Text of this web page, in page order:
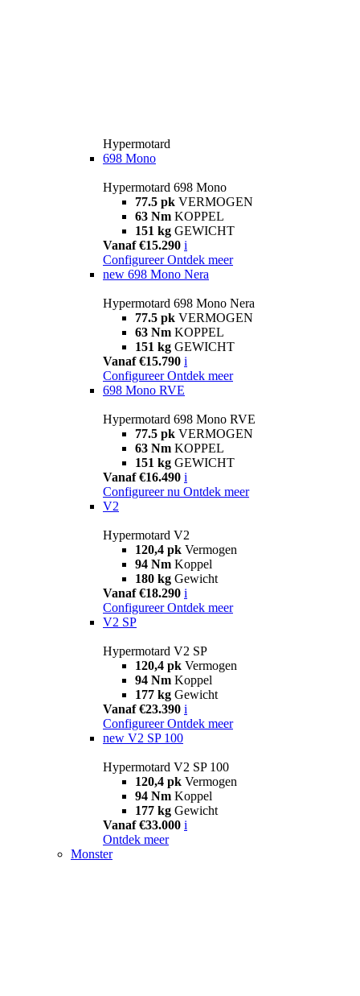
Hypermotard
698 Mono
Hypermotard 698 Mono
77.5 pk VERMOGEN
63 Nm KOPPEL
151 kg GEWICHT
Vanaf €15.290 i
Configureer Ontdek meer
new 698 Mono Nera
Hypermotard 698 Mono Nera
77.5 pk VERMOGEN
63 Nm KOPPEL
151 kg GEWICHT
Vanaf €15.790 i
Configureer Ontdek meer
698 Mono RVE
Hypermotard 698 Mono RVE
77.5 pk VERMOGEN
63 Nm KOPPEL
151 kg GEWICHT
Vanaf €16.490 i
Configureer nu Ontdek meer
V2
Hypermotard V2
120,4 pk Vermogen
94 Nm Koppel
180 kg Gewicht
Vanaf €18.290 i
Configureer Ontdek meer
V2 SP
Hypermotard V2 SP
120,4 pk Vermogen
94 Nm Koppel
177 kg Gewicht
Vanaf €23.390 i
Configureer Ontdek meer
new V2 SP 100
Hypermotard V2 SP 100
120,4 pk Vermogen
94 Nm Koppel
177 kg Gewicht
Vanaf €33.000 i
Ontdek meer
Monster